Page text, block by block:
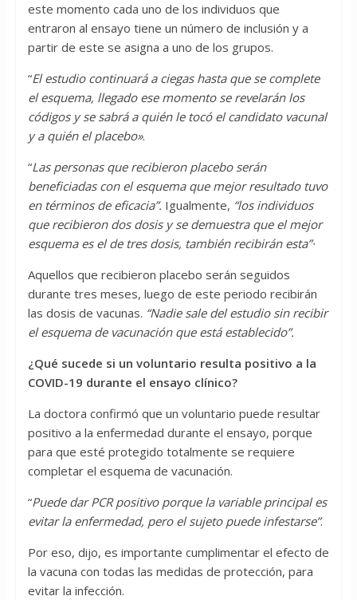
este momento cada uno de los individuos que
entraron al ensayo tiene un número de inclusión y a
partir de este se asigna a uno de los grupos.
“El estudio continuará a ciegas hasta que se complete
el esquema, llegado ese momento se revelarán los
códigos y se sabrá a quién le tocó el candidato vacunal
y a quién el placebo».
“Las personas que recibieron placebo serán
beneficiadas con el esquema que mejor resultado tuvo
en términos de eficacia”. Igualmente, “los individuos
que recibieron dos dosis y se demuestra que el mejor
esquema es el de tres dosis, también recibirán esta”·
Aquellos que recibieron placebo serán seguidos
durante tres meses, luego de este periodo recibirán
las dosis de vacunas. “Nadie sale del estudio sin recibir
el esquema de vacunación que está establecido”.
¿Qué sucede si un voluntario resulta positivo a la
COVID-19 durante el ensayo clínico?
La doctora confirmó que un voluntario puede resultar
positivo a la enfermedad durante el ensayo, porque
para que esté protegido totalmente se requiere
completar el esquema de vacunación.
“Puede dar PCR positivo porque la variable principal es
evitar la enfermedad, pero el sujeto puede infestarse”.
Por eso, dijo, es importante cumplimentar el efecto de
la vacuna con todas las medidas de protección, para
evitar la infección.